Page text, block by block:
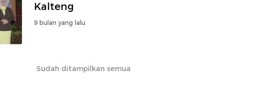
Kalteng
9 bulan yang lalu
Sudah ditampilkan semua